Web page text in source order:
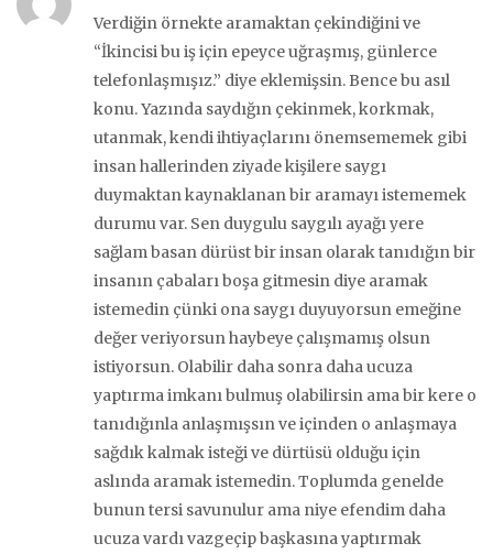
Verdiğin örnekte aramaktan çekindiğini ve
“İkincisi bu iş için epeyce uğraşmış, günlerce
telefonlaşmışız.” diye eklemişsin. Bence bu asıl
konu. Yazında saydığın çekinmek, korkmak,
utanmak, kendi ihtiyaçlarını önemsememek gibi
insan hallerinden ziyade kişilere saygı
duymaktan kaynaklanan bir aramayı istememek
durumu var. Sen duygulu saygılı ayağı yere
sağlam basan dürüst bir insan olarak tanıdığın bir
insanın çabaları boşa gitmesin diye aramak
istemedin çünki ona saygı duyuyorsun emeğine
değer veriyorsun haybeye çalışmamış olsun
istiyorsun. Olabilir daha sonra daha ucuza
yaptırma imkanı bulmuş olabilirsin ama bir kere o
tanıdığınla anlaşmışsın ve içinden o anlaşmaya
sağdık kalmak isteği ve dürtüsü olduğu için
aslında aramak istemedin. Toplumda genelde
bunun tersi savunulur ama niye efendim daha
ucuza vardı vazgeçip başkasına yaptırmak